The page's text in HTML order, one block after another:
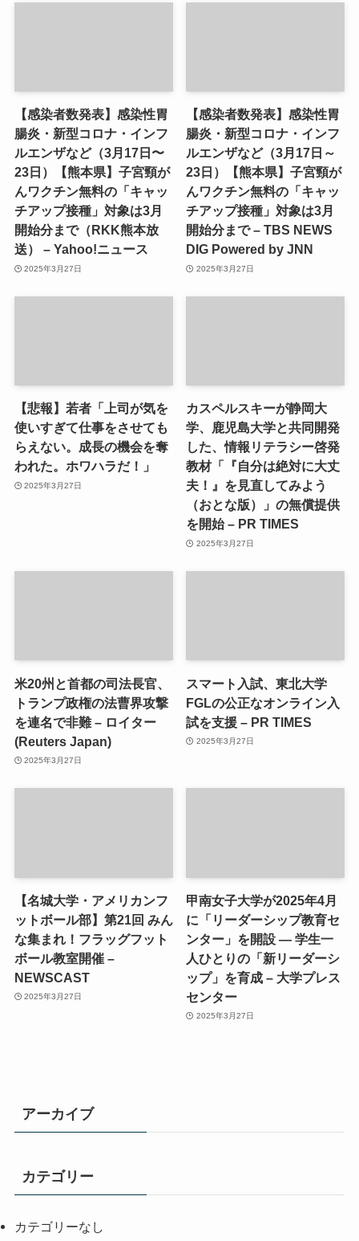
【感染者数発表】感染性胃
腸炎・新型コロナ・インフ
ルエンザなど（3月17日〜
23日）【熊本県】子宮頸が
んワクチン無料の「キャッ
チアップ接種」対象は3月
開始分まで（RKK熊本放
送） – Yahoo!ニュース
2025年3月27日
【感染者数発表】感染性胃
腸炎・新型コロナ・インフ
ルエンザなど（3月17日～
23日）【熊本県】子宮頸が
んワクチン無料の「キャッ
チアップ接種」対象は3月
開始分まで – TBS NEWS
DIG Powered by JNN
2025年3月27日
【悲報】若者「上司が気を
使いすぎて仕事をさせても
らえない。成長の機会を奪
われた。ホワハラだ！」
2025年3月27日
カスペルスキーが静岡大
学、鹿児島大学と共同開発
した、情報リテラシー啓発
教材「『自分は絶対に大丈
夫！』を見直してみよう
（おとな版）」の無償提供
を開始 – PR TIMES
2025年3月27日
米20州と首都の司法長官、
トランプ政権の法曹界攻撃
を連名で非難 – ロイター
(Reuters Japan)
2025年3月27日
スマート入試、東北大学
FGLの公正なオンライン入
試を支援 – PR TIMES
2025年3月27日
【名城大学・アメリカンフ
ットボール部】第21回 みん
な集まれ！フラッグフット
ボール教室開催 –
NEWSCAST
2025年3月27日
甲南女子大学が2025年4月
に「リーダーシップ教育セ
ンター」を開設 ― 学生一
人ひとりの「新リーダーシ
ップ」を育成 – 大学プレス
センター
2025年3月27日
アーカイブ
カテゴリー
カテゴリーなし